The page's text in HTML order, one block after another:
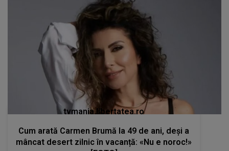
tvmania.libertatea.ro
Cum arată Carmen Brumă la 49 de ani, deși a
mâncat desert zilnic în vacanță: «Nu e noroc!»